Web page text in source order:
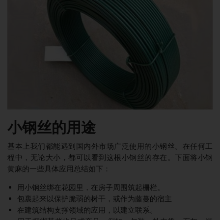
小钢丝的用途
基本上我们都能遇到国内外市场广泛使用的小钢丝。在任何工
程中，无论大小，都可以看到这根小钢丝的存在。下面将小钢
黄麻的一些具体应用总结如下：
用小钢丝绑在花园里，在房子周围筑起栅栏。
包裹起来以保护脆弱的树干，或作为藤蔓的宿主
在建筑结构支撑领域的应用，以建立联系。